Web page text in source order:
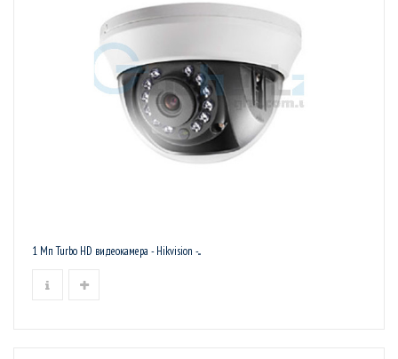
1 Мп Turbo HD видеокамера - Hikvision -...